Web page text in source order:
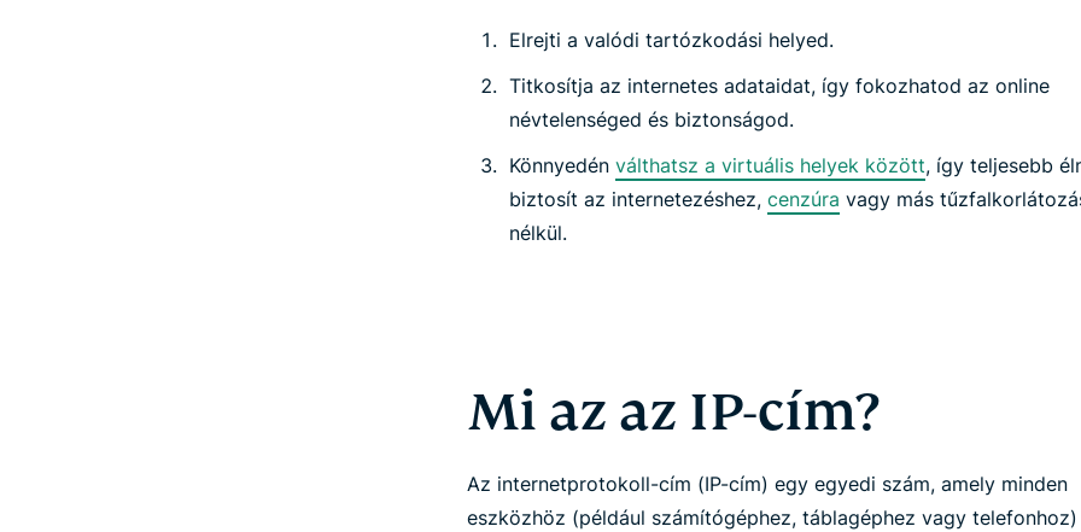
Elrejti a valódi tartózkodási helyed.
Titkosítja az internetes adataidat, így fokozhatod az online
névtelenséged és biztonságod.
Könnyedén válthatsz a virtuális helyek között, így teljesebb
biztosít az internetezéshez, cenzúra vagy más
nélkül.
Mi az az IP-cím?
Az internetprotokoll-cím (IP-cím) egy egyedi szám, amely minden
eszközhöz (például számítógéphez, táblagéphez vagy telefonhoz)